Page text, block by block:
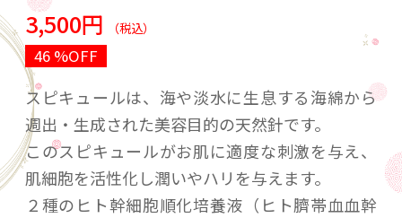
3,500円 （税込）
46 %OFF
スピキュールは、海や淡水に生息する海綿から
週出・生成された美容目的の天然針です。
このスピキュールがお肌に適度な刺激を与え、
肌細胞を活性化し潤いやハリを与えます。
２種のヒト幹細胞順化培養液（ヒト臍帯血血幹